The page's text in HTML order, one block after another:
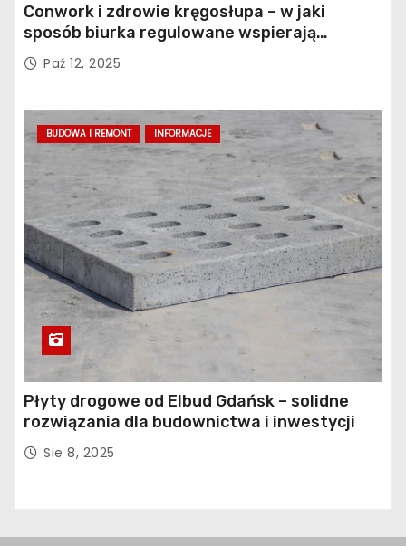
Conwork i zdrowie kręgosłupa – w jaki
sposób biurka regulowane wspierają
profilaktykę bólu pleców
Paź 12, 2025
BUDOWA I REMONT INFORMACJE
Płyty drogowe od Elbud Gdańsk – solidne
rozwiązania dla budownictwa i inwestycji
Sie 8, 2025